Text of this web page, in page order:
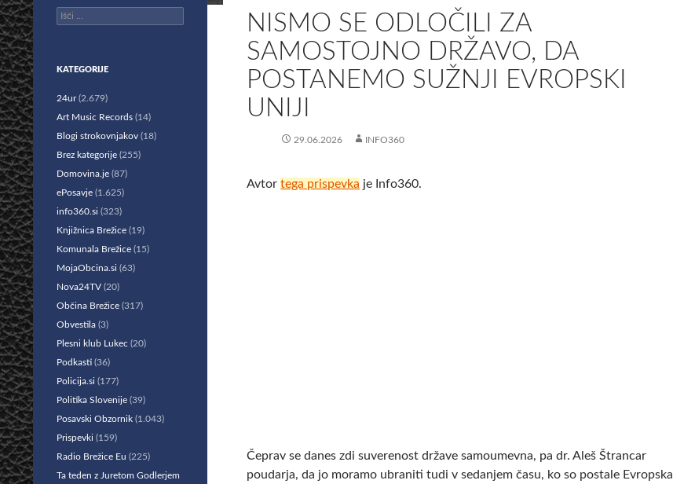
NISMO SE ODLOČILI ZA
SAMOSTOJNO DRŽAVO, DA
POSTANEMO SUŽNJI EVROPSKI
UNIJI
29.06.2026 INFO360
Avtortega prispevka je Info360.
Čeprav se danes zdi suverenost države samoumevna, pa dr. Aleš Štrancar
poudarja, da jo moramo ubraniti tudi v sedanjem času, ko so postale Evropska
Išči:
KATEGORIJE
24ur(2.679)
Art Music Records (14)
Blogi strokovnjakov (18)
Brez kategorije (255)
Domovina.je (87)
ePosavje (1.625)
info360.si (323)
Knjižnica Brežice (19)
Komunala Brežice (15)
MojaObcina.si (63)
Nova24TV (20)
Občina Brežice (317)
Obvestila (3)
Plesni klub Lukec (20)
Podkasti (36)
Policija.si (177)
Politika Slovenije (39)
Posavski Obzornik (1.043)
Prispevki (159)
Radio Brežice Eu (225)
Ta teden z Juretom Godlerjem